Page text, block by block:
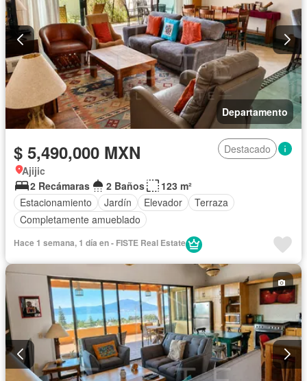
Departamento
$ 5,490,000 MXN
Destacado
Ajijic
2 Recámaras
2 Baños
123 m²
Estacionamiento
Jardín Elevador
Terraza
Completamente amueblado
Hace 1 semana, 1 día en - FISTE Real Estate